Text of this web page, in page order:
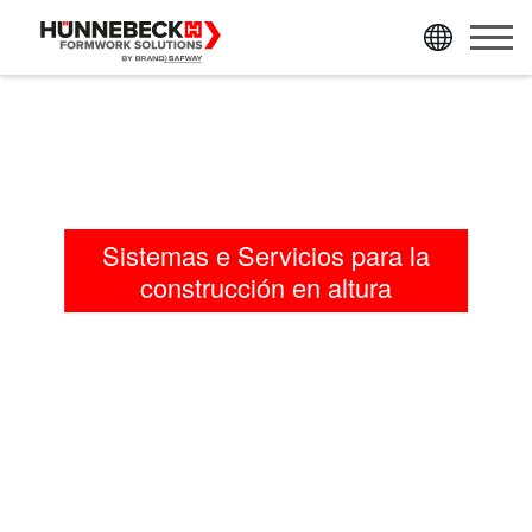
directamente al contenido de la página
directamente al menú principal
Sistemas e Servicios para la
construcción en altura